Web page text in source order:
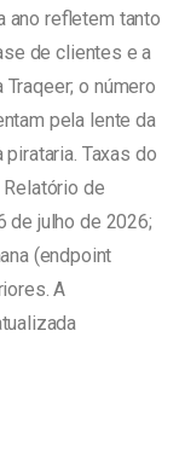
ano refletem tanto
de clientes e a
o número
pela lente da
Taxas do
de
de julho de 2026;
(endpoint
A